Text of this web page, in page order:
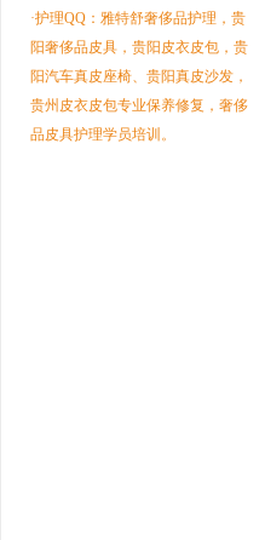
·护理QQ：雅特舒奢侈品护理，贵
阳奢侈品皮具，贵阳皮衣皮包，贵
阳汽车真皮座椅、贵阳真皮沙发，
贵州皮衣皮包专业保养修复，奢侈
品皮具护理学员培训。